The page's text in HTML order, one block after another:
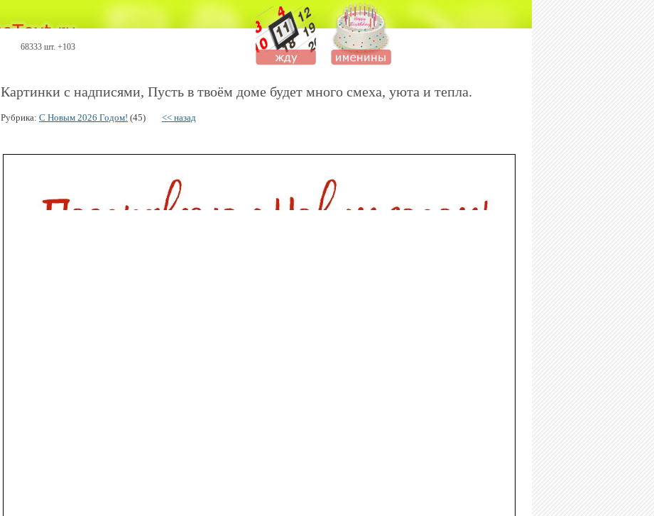
68333 шт. +103
Картинки с надписями, Пусть в твоём доме будет много смеха, уюта и тепла.
Рубрика: С Новым 2026 Годом! (45) << назад